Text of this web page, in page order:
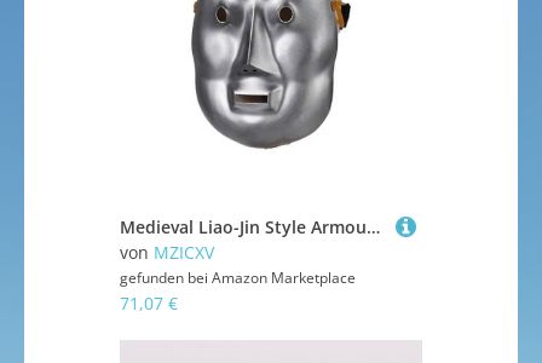
Medieval Liao-Jin Style Armour, Wearable Face Plate, DIY Unpainted Full-Face for, LARP, Historical Reenactment, Costume Party(A)
von MZICXV
gefunden bei Amazon Marketplace
71,07 €